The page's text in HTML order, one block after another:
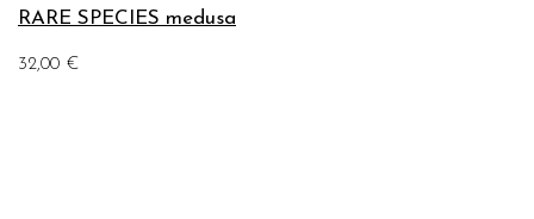
RARE SPECIES medusa
32,00 €